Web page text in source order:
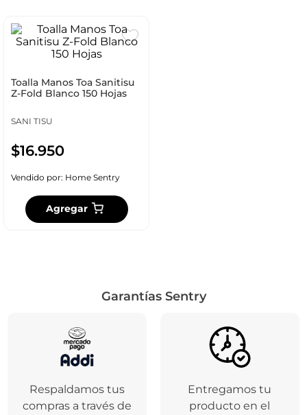
Toalla Manos Toa Sanitisu
Z-Fold Blanco 150 Hojas
SANI TISU
$16.950
Vendido por: Home Sentry
Agregar
Garantías Sentry
Respaldamos tus
compras a través de
Entregamos tu
producto en el